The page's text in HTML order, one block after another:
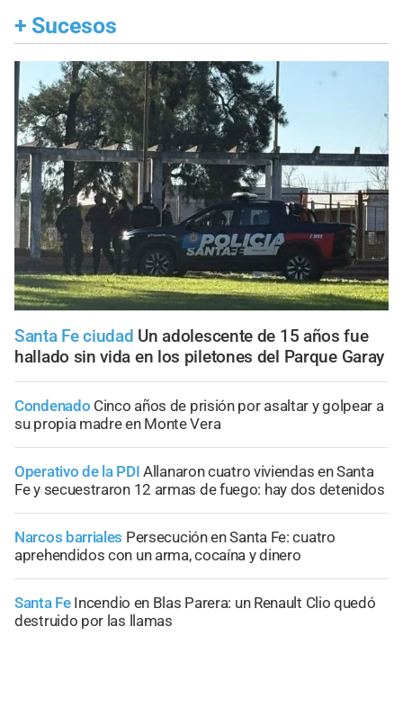
+ Sucesos
Santa Fe ciudad Un adolescente de 15 años fue
hallado sin vida en los piletones del Parque Garay
Condenado Cinco años de prisión por asaltar y golpear a
su propia madre en Monte Vera
Operativo de la PDI Allanaron cuatro viviendas en Santa
Fe y secuestraron 12 armas de fuego: hay dos detenidos
Narcos barriales Persecución en Santa Fe: cuatro
aprehendidos con un arma, cocaína y dinero
Santa Fe Incendio en Blas Parera: un Renault Clio quedó
destruido por las llamas